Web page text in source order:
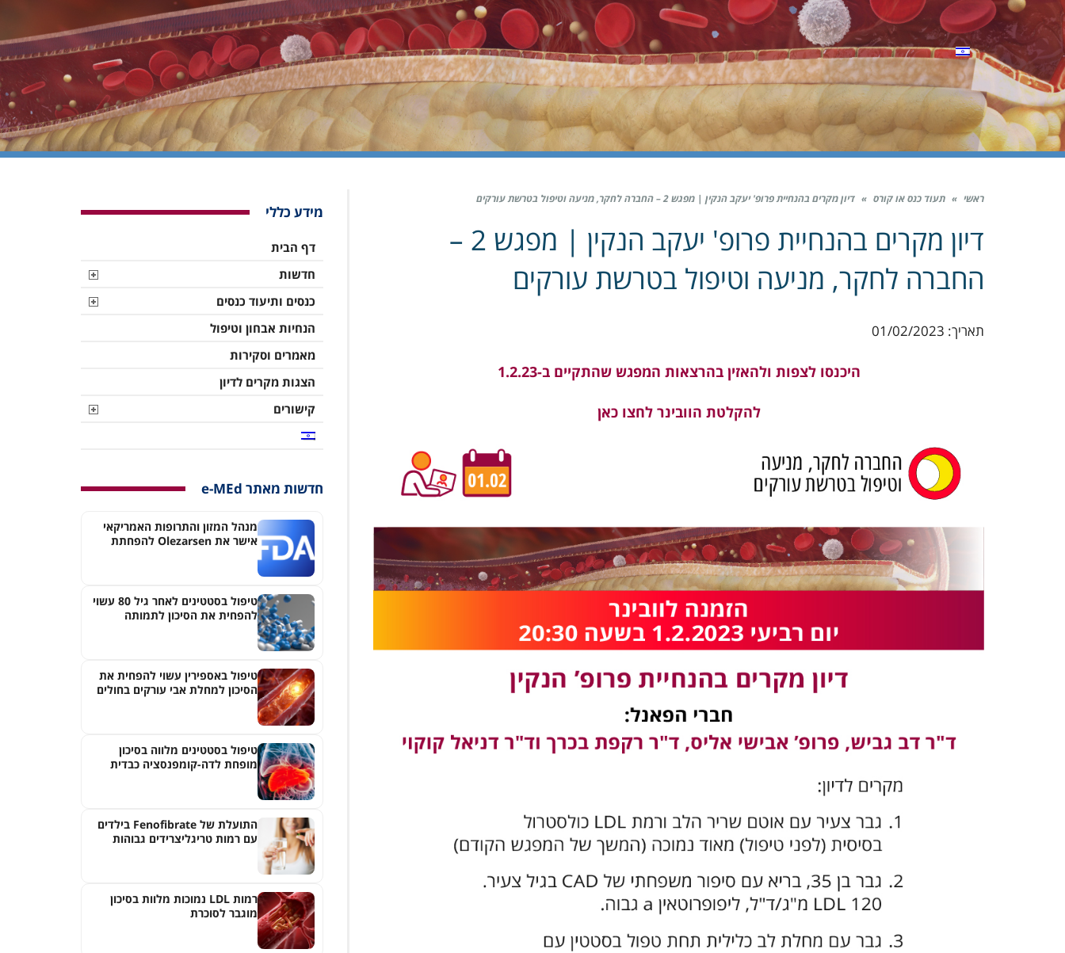
ראשי » תעוד כנס או קורס » דיון מקרים בהנחיית פרופ' יעקב הנקין | מפגש 2 – החברה לחקר, מניעה וטיפול בטרשת עורקים
דיון מקרים בהנחיית פרופ' יעקב הנקין | מפגש 2 –
החברה לחקר, מניעה וטיפול בטרשת עורקים
תאריך: 01/02/2023
היכנסו לצפות ולהאזין בהרצאות המפגש שהתקיים ב-1.2.23
להקלטת הוובינר לחצו כאן
מידע כללי
דף הבית
חדשות
כנסים ותיעוד כנסים
הנחיות אבחון וטיפול
מאמרים וסקירות
הצגות מקרים לדיון
קישורים
חדשות מאתר e-MEd
מנהל המזון והתרופות האמריקאי
אישר את Olezarsen להפחתת
טיפול בסטטינים לאחר גיל 80 עשוי
להפחית את הסיכון לתמותה
טיפול באספירין עשוי להפחית את
הסיכון למחלת אבי עורקים בחולים
טיפול בסטטינים מלווה בסיכון
מופחת לדה-קומפנסציה כבדית
התועלת של Fenofibrate בילדים
עם רמות טריגליצרידים גבוהות
רמות LDL נמוכות מלוות בסיכון
מוגבר לסוכרת